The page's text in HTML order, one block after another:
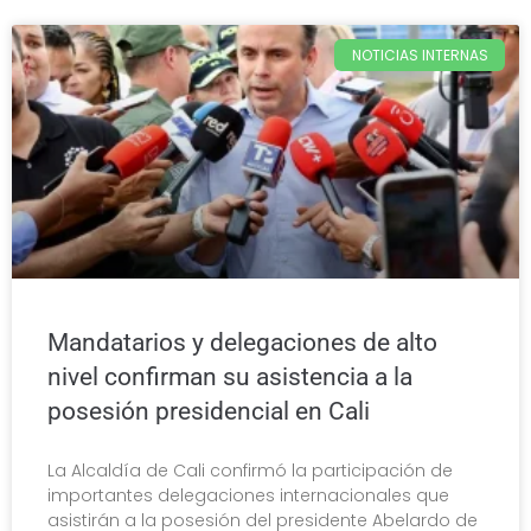
NOTICIAS INTERNAS
Mandatarios y delegaciones de alto
nivel confirman su asistencia a la
posesión presidencial en Cali
La Alcaldía de Cali confirmó la participación de
importantes delegaciones internacionales que
asistirán a la posesión del presidente Abelardo de